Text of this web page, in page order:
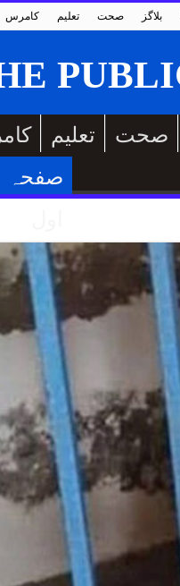
کامرس تعلیم صحت بلاگز
تعلیم صحت
صفحہ